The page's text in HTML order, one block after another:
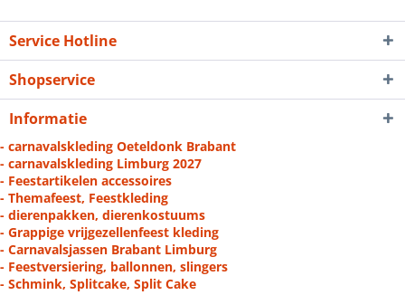
Service Hotline
Shopservice
Informatie
- carnavalskleding Oeteldonk Brabant
- carnavalskleding Limburg 2027
- Feestartikelen accessoires
- Themafeest, Feestkleding
- dierenpakken, dierenkostuums
- Grappige vrijgezellenfeest kleding
- Carnavalsjassen Brabant Limburg
- Feestversiering, ballonnen, slingers
- Schmink, Splitcake, Split Cake